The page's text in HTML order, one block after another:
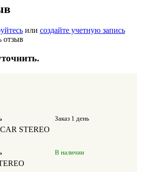
или создайте учетную запись
отзыв
Заказ 1 день
STEREO
В наличии